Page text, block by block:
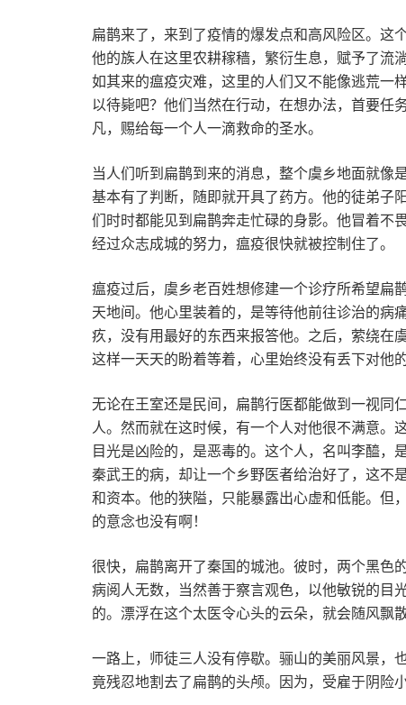
扁鹊来了，来到了疫情的爆发点和高风险区。这
他的族人在这里农耕稼穑，繁衍生息，赋予了流
如其来的瘟疫灾难，这里的人们又不能像逃荒一
以待毙吧？他们当然在行动，在想办法，首要任
凡，赐给每一个人一滴救命的圣水。
当人们听到扁鹊到来的消息，整个虞乡地面就
基本有了判断，随即就开具了药方。他的徒弟子
们时时都能见到扁鹊奔走忙碌的身影。他冒着不
经过众志成城的努力，瘟疫很快就被控制住了。
瘟疫过后，虞乡老百姓想修建一个诊疗所希望扁
天地间。他心里装着的，是等待他前往诊治的病
疚，没有用最好的东西来报答他。之后，萦绕在
这样一天天的盼着等着，心里始终没有丢下对他
无论在王室还是民间，扁鹊行医都能做到一视同
人。然而就在这时候，有一个人对他很不满意。
目光是凶险的，是恶毒的。这个人，名叫李醯
秦武王的病，却让一个乡野医者给治好了，这不
和资本。他的狭隘，只能暴露出心虚和低能。但
的意念也没有啊！
很快，扁鹊离开了秦国的城池。彼时，两个黑色
病阅人无数，当然善于察言观色，以他敏锐的目
的。漂浮在这个太医令心头的云朵，就会随风飘散
一路上，师徒三人没有停歇。骊山的美丽风景，
竟残忍地割去了扁鹊的头颅。因为，受雇于阴险